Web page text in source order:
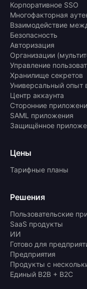
Корпоративное SSO
Многофакторная
Взаимодействие
Безопасность
Авторизация
Организации
Управление
Хранилище секретов
Универсальный опыт
Центр аккаунта
Сторонние
SAML приложения
Защищённое
Цены
Тарифные планы
Решения
Пользовательские
SaaS продукты
ИИ
Готово для
Предприятия
Продукты с
Единый B2B + B2C